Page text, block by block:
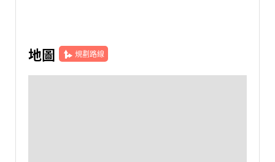
地圖 規劃路線